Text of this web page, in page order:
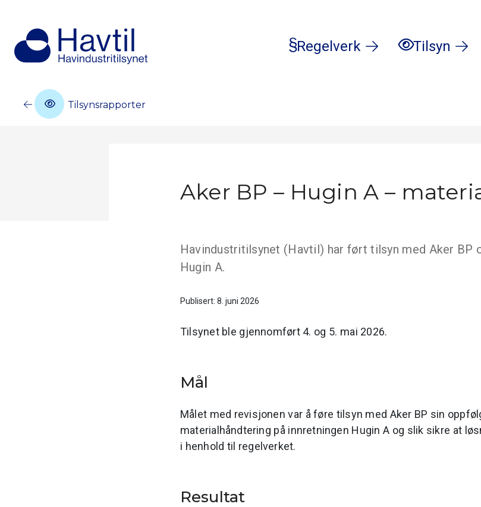
Regelverk Tilsyn
Tilsynsrapporter
Aker BP – Hugin A –
Havindustritilsynet (Havtil) har ført tilsyn med Aker BP
Hugin A.
Publisert: 8. juni 2026
Tilsynet ble gjennomført 4. og 5. mai 2026.
Mål
Målet med revisjonen var å føre tilsyn med Aker BP sin
materialhåndtering på innretningen Hugin A og slik sikre at
i henhold til regelverket.
Resultat